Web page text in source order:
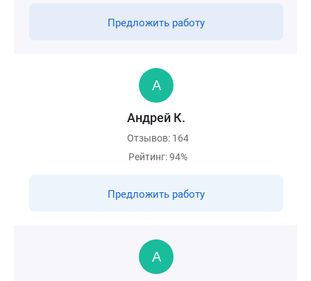
Предложить работу
Андрей К.
Отзывов: 164
Рейтинг: 94%
Предложить работу